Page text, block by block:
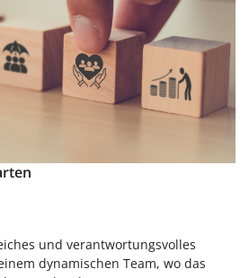
und verantwortungsvolles
dynamischen Team, wo das